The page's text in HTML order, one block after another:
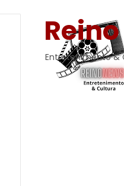
Entretenimento &